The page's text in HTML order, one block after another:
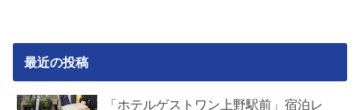
最近の投稿
「ホテルゲストワン上野駅前」宿泊レ